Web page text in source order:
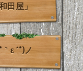
田屋」
ε´*)ノ